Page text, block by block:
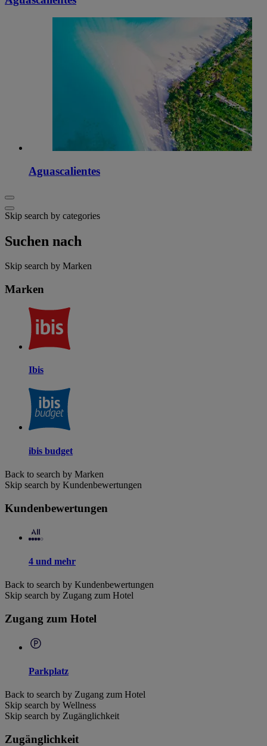
Aguascalientes
Skip search by categories
Suchen nach
Skip search by Marken
Marken
Ibis
ibis budget
Back to search by Marken
Skip search by Kundenbewertungen
Kundenbewertungen
4 und mehr
Back to search by Kundenbewertungen
Skip search by Zugang zum Hotel
Zugang zum Hotel
Parkplatz
Back to search by Zugang zum Hotel
Skip search by Wellness
Skip search by Zugänglichkeit
Zugänglichkeit